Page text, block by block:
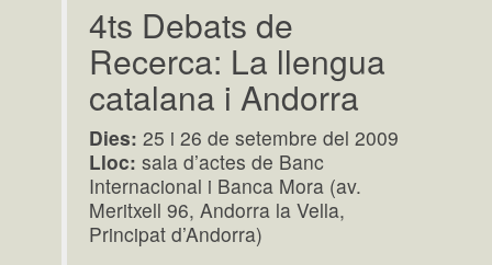
4ts Debats de
Recerca: La llengua
catalana i Andorra
Dies: 25 i 26 de setembre del 2009
Lloc: sala d’actes de Banc
Internacional i Banca Mora (av.
Meritxell 96, Andorra la Vella,
Principat d’Andorra)